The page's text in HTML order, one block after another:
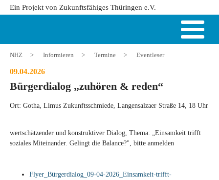
Ein Projekt von Zukunftsfähiges Thüringen e.V.
NHZ > Informieren > Termine > Eventleser
09.04.2026
Bürgerdialog „zuhören & reden“
Ort: Gotha, Limus Zukunftsschmiede, Langensalzaer Straße 14, 18 Uhr
wertschätzender und konstruktiver Dialog, Thema:
„Einsamkeit trifft
soziales Miteinander. Gelingt die Balance?", bitte anmelden
Flyer_Bürgerdialog_09-04-2026_Einsamkeit-trifft-